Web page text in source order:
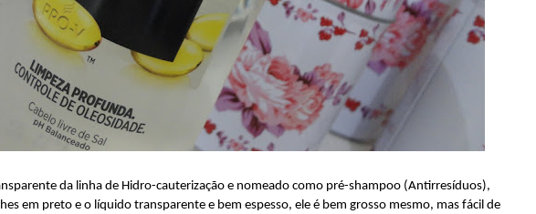
da linha de Hidro-cauterização e nomeado como pré-shampoo (Antirresíduos),
em preto e o líquido transparente e bem espesso, ele é bem grosso mesmo, mas fácil de